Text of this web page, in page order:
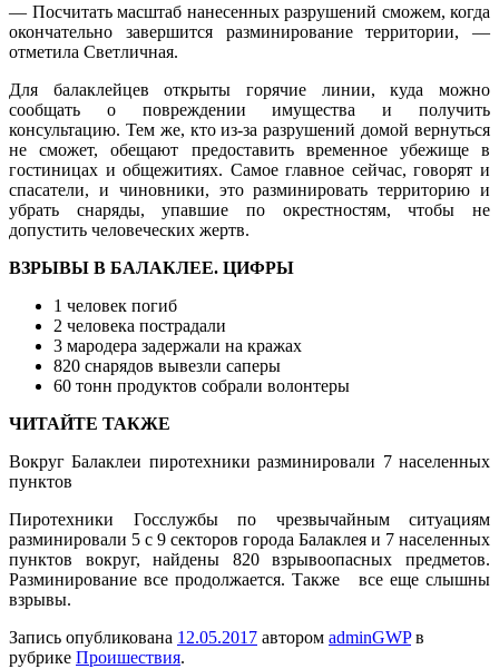
— Посчитать масштаб нанесенных разрушений сможем, когда
окончательно завершится разминирование территории, —
отметила Светличная.
Для балаклейцев открыты горячие линии, куда можно
сообщать о повреждении имущества и получить
консультацию. Тем же, кто из-за разрушений домой вернуться
не сможет, обещают предоставить временное убежище в
гостиницах и общежитиях. Самое главное сейчас, говорят и
спасатели, и чиновники, это разминировать территорию и
убрать снаряды, упавшие по окрестностям, чтобы не
допустить человеческих жертв.
ВЗРЫВЫ В БАЛАКЛЕЕ. ЦИФРЫ
1 человек погиб
2 человека пострадали
3 мародера задержали на кражах
820 снарядов вывезли саперы
60 тонн продуктов собрали волонтеры
ЧИТАЙТЕ ТАКЖЕ
Вокруг Балаклеи пиротехники разминировали 7 населенных
пунктов
Пиротехники Госслужбы по чрезвычайным ситуациям
разминировали 5 с 9 секторов города Балаклея и 7 населенных
пунктов вокруг, найдены 820 взрывоопасных предметов.
Разминирование все продолжается. Также все еще слышны
взрывы.
Запись опубликована 12.05.2017 автором adminGWPв
рубрике Проишествия.